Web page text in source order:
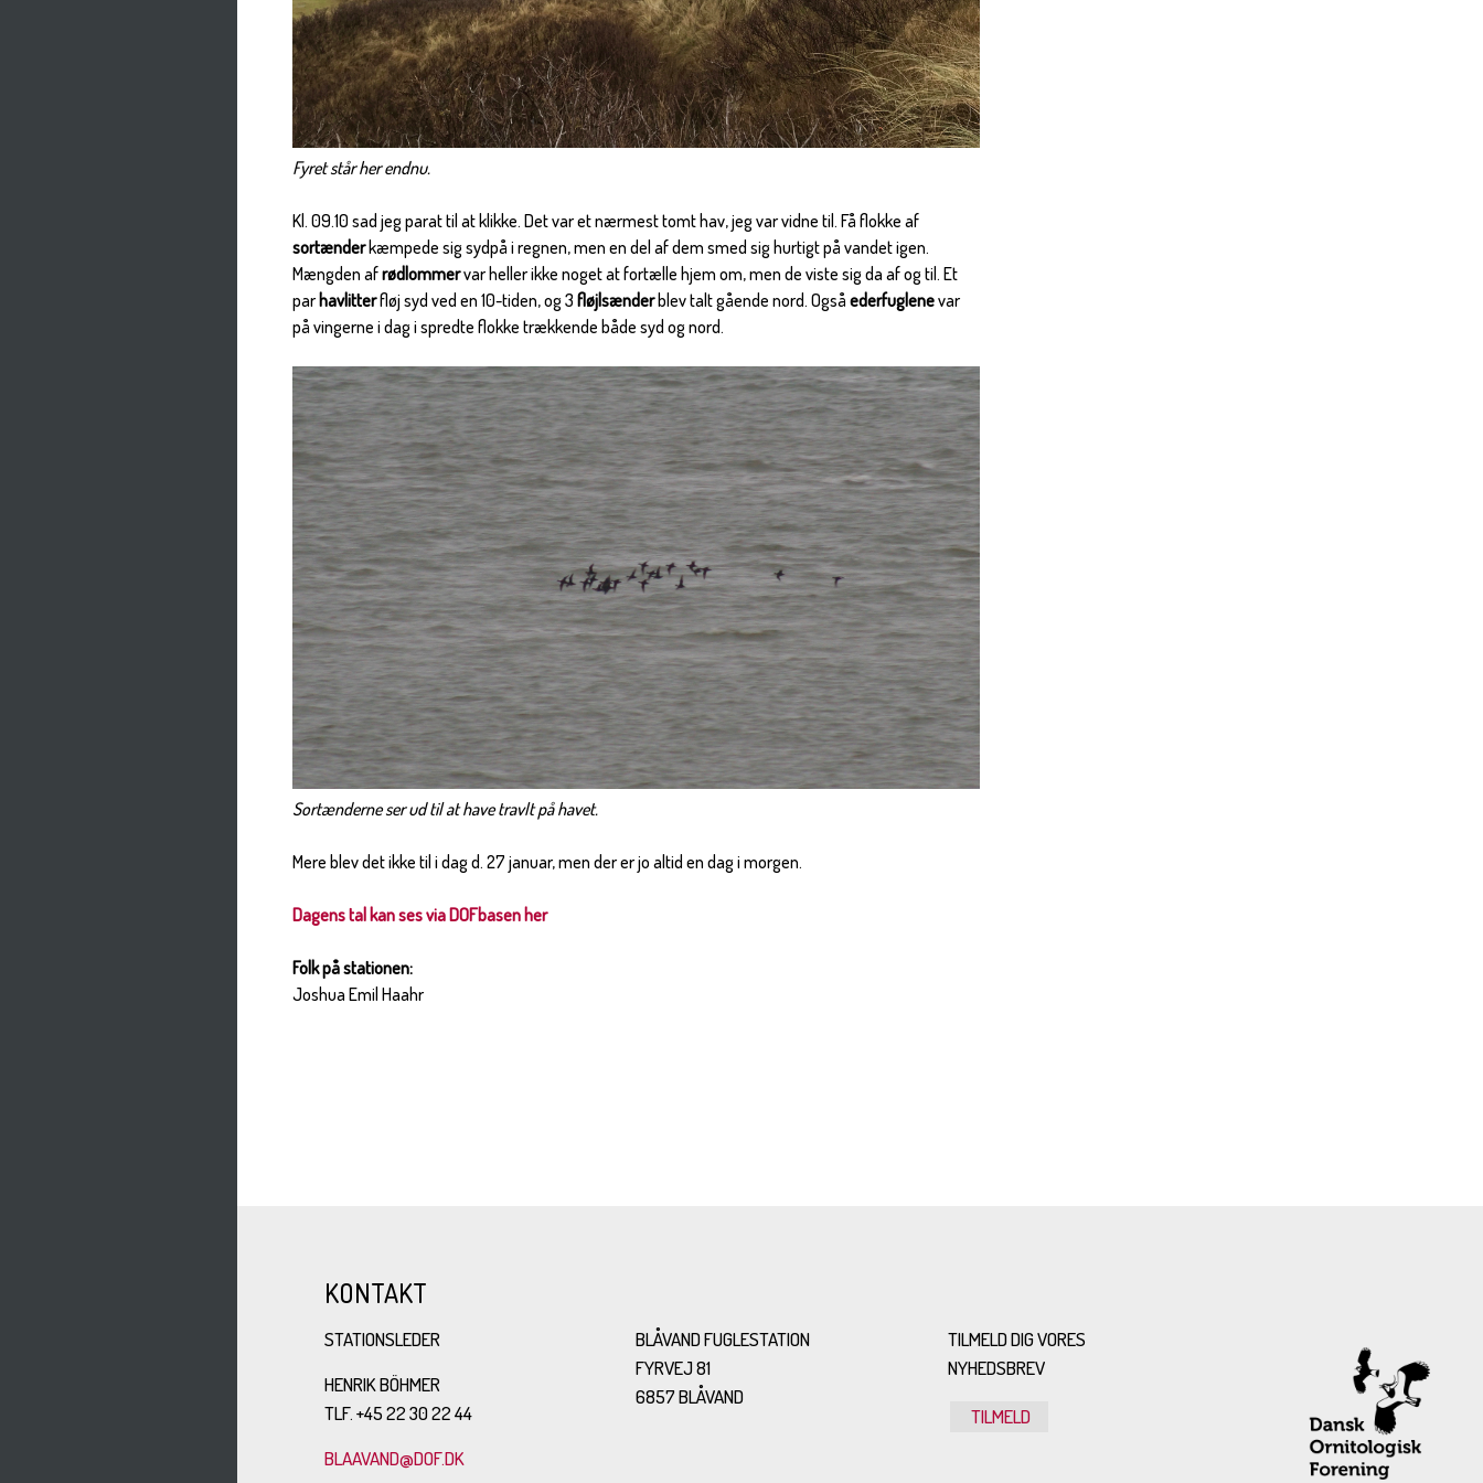
Fyret står her endnu.
Kl. 09.10 sad jeg parat til at klikke. Det var et nærmest tomt hav, jeg var vidne til. Få flokke af
sortænderkæmpede sig sydpå i regnen, men en del af dem smed sig hurtigt på vandet igen.
Mængden afrødlommervar heller ikke noget at fortælle hjem om, men de viste sig da af og til. Et
parhavlitterfløj syd ved en 10-tiden, og 3fløjlsænderblev talt gående nord. Ogsåederfuglenevar
på vingerne i dag i spredte flokke trækkende både syd og nord.
Sortænderne ser ud til at have travlt på havet.
Mere blev det ikke til i dag d. 27 januar, men der er jo altid en dag i morgen.
Dagens tal kan ses via DOFbasen her
Folk på stationen:
Joshua Emil Haahr
KONTAKT
STATIONSLEDER
HENRIK BÖHMER
TLF. +45 22 30 22 44
BLAAVAND@DOF.DK
BLÅVAND FUGLESTATION
FYRVEJ 81
6857 BLÅVAND
TILMELD DIG VORES
NYHEDSBREV
TILMELD